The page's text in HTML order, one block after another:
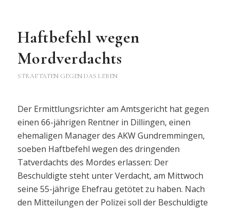
Haftbefehl wegen
Mordverdachts
STRAFTATEN GEGEN DAS LEBEN
Der Ermittlungsrichter am Amtsgericht hat gegen
einen 66-jährigen Rentner in Dillingen, einen
ehemaligen Manager des AKW Gundremmingen,
soeben Haftbefehl wegen des dringenden
Tatverdachts des Mordes erlassen: Der
Beschuldigte steht unter Verdacht, am Mittwoch
seine 55-jährige Ehefrau getötet zu haben. Nach
den Mitteilungen der Polizei soll der Beschuldigte